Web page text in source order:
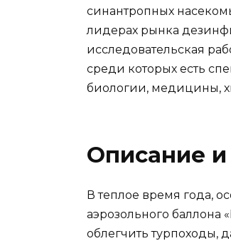
синантропных
лидерах рынка
исследовательская
среди которых есть
биологии, медицины,
Описание
В теплое время года,
аэрозольного баллона
облегчить турпоходы,